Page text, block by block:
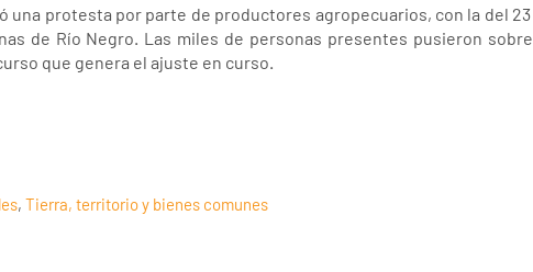
una protesta por parte de productores agropecuarios, con la del
de Río Negro. Las miles de personas presentes pusieron
que genera el ajuste en curso.
, Tierra, territorio y bienes comunes